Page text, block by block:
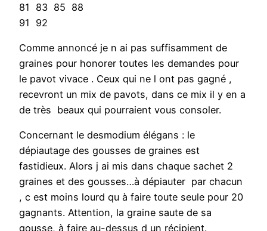
81 83 85 88
91 92
Comme annoncé je n ai pas suffisamment de
graines pour honorer toutes les demandes pour
le pavot vivace . Ceux qui ne l ont pas gagné ,
recevront un mix de pavots, dans ce mix il y en a
de très beaux qui pourraient vous consoler.
Concernant le desmodium élégans : le
dépiautage des gousses de graines est
fastidieux. Alors j ai mis dans chaque sachet 2
graines et des gousses…à dépiauter par chacun
, c est moins lourd qu à faire toute seule pour 20
gagnants. Attention, la graine saute de sa
gousse, à faire au-dessus d un récipient.